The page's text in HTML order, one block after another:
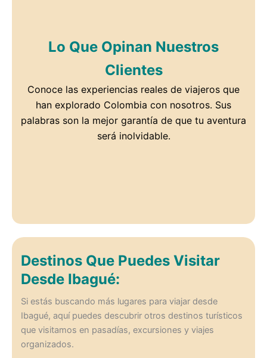
Lo Que Opinan Nuestros
Clientes
Conoce las experiencias reales de viajeros que
han explorado Colombia con nosotros. Sus
palabras son la mejor garantía de que tu aventura
será inolvidable.
Destinos Que Puedes Visitar
Desde Ibagué:
Si estás buscando más lugares para viajar desde
Ibagué, aquí puedes descubrir otros destinos turísticos
que visitamos en pasadías, excursiones y viajes
organizados.